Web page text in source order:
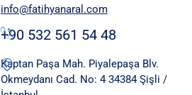
Kaptan Paşa Mah. Piyalepaşa Blv.
Okmeydanı Cad. No: 4 34384 Şişli /
+90 532 561 54 48
info@fatihyanaral.com